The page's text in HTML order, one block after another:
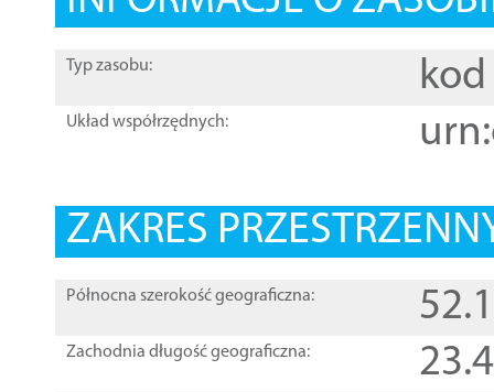
Typ zasobu: kod
Układ współrzędnych:
ZAKRES
Północna szerokość geograficzna:
Zachodnia długość geograficzna: